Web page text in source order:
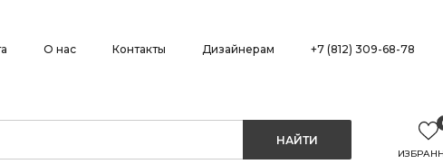
О нас Контакты Дизайнерам +7 (812) 309-68-78